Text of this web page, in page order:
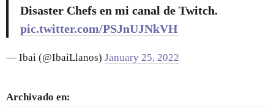
Disaster Chefs en mi canal de Twitch.
pic.twitter.com/PSJnUJNkVH
— Ibai (@IbaiLlanos) January 25, 2022
Archivado en: